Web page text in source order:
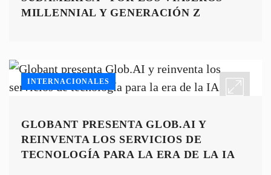
MILLENNIAL Y GENERACIÓN Z
INTERNACIONALES
GLOBANT PRESENTA GLOB.AI Y
REINVENTA LOS SERVICIOS DE
TECNOLOGÍA PARA LA ERA DE LA IA